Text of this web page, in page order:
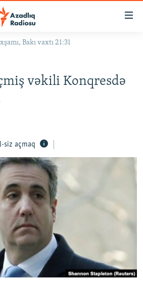
KITABXANASI
STANDARTLARIMIZ
Bakı vaxtı 21:31
vəkili Konqresdə
siz açmaq